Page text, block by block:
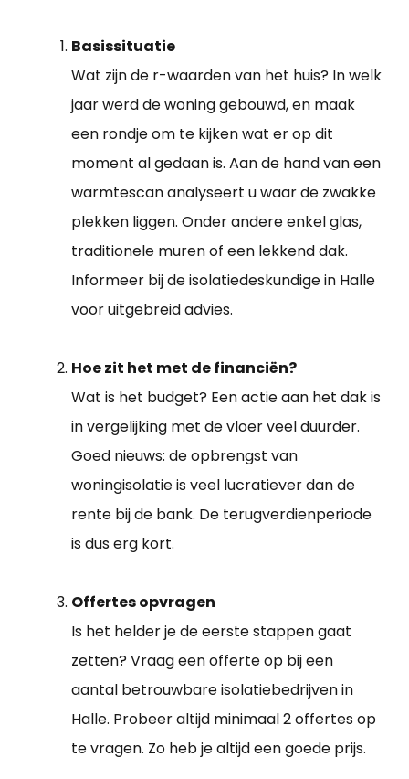
Basissituatie
Wat zijn de r-waarden van het huis? In welk
jaar werd de woning gebouwd, en maak
een rondje om te kijken wat er op dit
moment al gedaan is. Aan de hand van een
warmtescan analyseert u waar de zwakke
plekken liggen. Onder andere enkel glas,
traditionele muren of een lekkend dak.
Informeer bij de isolatiedeskundige in Halle
voor uitgebreid advies.
Hoe zit het met de financiën?
Wat is het budget? Een actie aan het dak is
in vergelijking met de vloer veel duurder.
Goed nieuws: de opbrengst van
woningisolatie is veel lucratiever dan de
rente bij de bank. De terugverdienperiode
is dus erg kort.
Offertes opvragen
Is het helder je de eerste stappen gaat
zetten? Vraag een offerte op bij een
aantal betrouwbare isolatiebedrijven in
Halle. Probeer altijd minimaal 2 offertes op
te vragen. Zo heb je altijd een goede prijs.